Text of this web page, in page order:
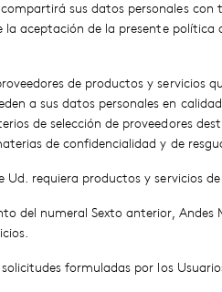
sus datos personales con
la aceptación de la presente
de productos y servicios
a sus datos personales en
de selección de proveedores
de confidencialidad y de
Ud. requiera productos y servicios
del numeral Sexto anterior,
formuladas por los